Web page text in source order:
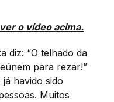
o vídeo acima.
diz: “O telhado da
para rezar!”
havido sido
Muitos